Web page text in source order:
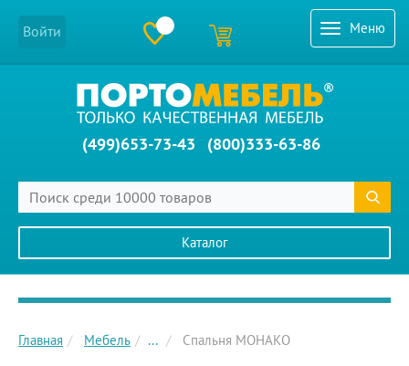
Меню
Войти
(499)653-73-43 (800)333-63-86
Каталог
Главное меню сайта
Главная Мебель ... Спальня МОНАКО